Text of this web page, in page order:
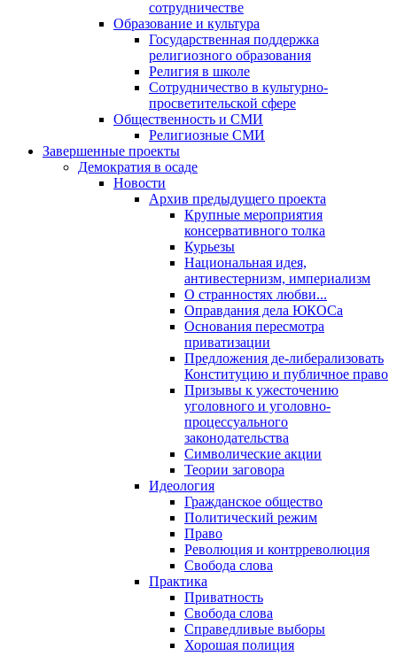
сотрудничестве
Образование и культура
Государственная поддержка
религиозного образования
Религия в школе
Сотрудничество в культурно-
просветительской сфере
Общественность и СМИ
Религиозные СМИ
Завершенные проекты
Демократия в осаде
Новости
Архив предыдущего проекта
Крупные мероприятия
консервативного толка
Курьезы
Национальная идея,
антивестернизм, империализм
О странностях любви...
Оправдания дела ЮКОСа
Основания пересмотра
приватизации
Предложения де-либерализовать
Конституцию и публичное право
Призывы к ужесточению
уголовного и уголовно-
процессуального
законодательства
Символические акции
Теории заговора
Идеология
Гражданское общество
Политический режим
Право
Революция и контрреволюция
Свобода слова
Практика
Приватность
Свобода слова
Справедливые выборы
Хорошая полиция